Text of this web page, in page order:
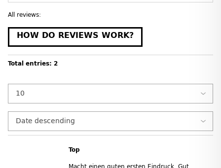
All reviews:
HOW DO REVIEWS WORK?
Total entries: 2
Top
Macht einen guten ersten Eindruck. Gut